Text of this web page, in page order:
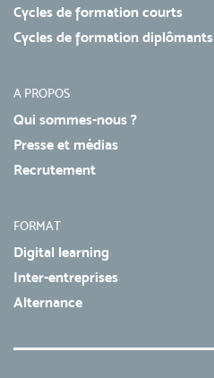
Cycles de formation courts
Cycles de formation diplômants
A PROPOS
Qui sommes-nous ?
Presse et médias
Recrutement
FORMAT
Digital learning
Inter-entreprises
Alternance